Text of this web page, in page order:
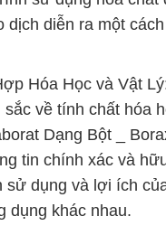
dịch diễn ra một
Hóa Học và Vật
sắc về tính chất hóa
Dạng Bột _
tin chính xác và
sử dụng và lợi ích
dụng khác nhau.